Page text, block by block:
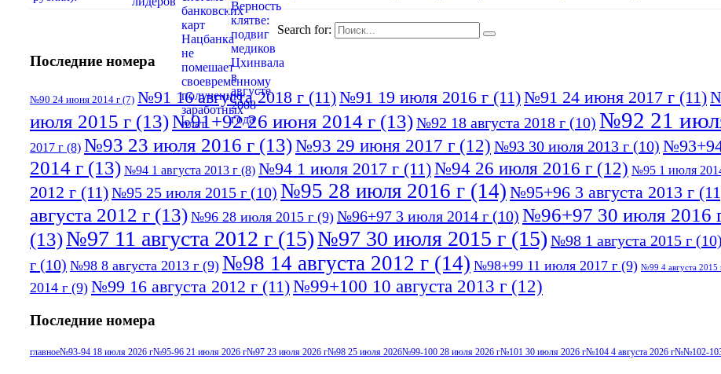
Search for:
Последние номера
№90 24 июня 2014 г (7) №91 16 августа 2018 г (11)№91 19 июля 2016 г (11)№91 24 июня 2017 г (11)
июля 2015 г (13)№91+92 26 июня 2014 г (13)№92 18 августа 2018 г (10) №92 21
2017 г (8) №93 23 июля 2016 г (13)№93 29 июня 2017 г (12) №93 30 июля 2013 г (10)
2014 г (13) №94 1 августа 2013 г (8) №94 1 июля 2017 г (11)№94 26 июля 2016 г (12) №95 1 июля
2012 г (11)№95 25 июля 2015 г (10) №95 28 июля 2016 г (14) №95+96 3 августа 2013 г
августа 2012 г (13) №96 28 июля 2015 г (9) №96+97 3 июля 2014 г (10) №96+97 30 июля 2016
(13)№97 11 августа 2012 г (15)№97 30 июля 2015 г (15) №98 1 августа 2015 г (10)
г (10) №98 8 августа 2013 г (9) №98 14 августа 2012 г (14) №98+99 11 июля 2017 г (9) №99 4 августа 2015
2014 г (9) №99 16 августа 2012 г (11)№99+100 10 августа 2013 г (12)
Последние номера
главное№93-94 18 июля 2026 г№95-96 21 июля 2026 г№97 23 июля 2026 г№98 25 июля 2026№99-100 28 июля 2026 г№101 30 июля 2026 г№104 4 августа 2026 г№№102-103